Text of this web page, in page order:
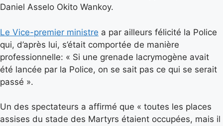
Daniel Asselo Okito Wankoy.
Le Vice-premier ministre a par ailleurs félicité la Police
qui, d’après lui, s’était comportée de manière
professionnelle: « Si une grenade lacrymogène avait
été lancée par la Police, on se sait pas ce qui se serait
passé ».
Un des spectateurs a affirmé que « toutes les places
assises du stade des Martyrs étaient occupées, mais il